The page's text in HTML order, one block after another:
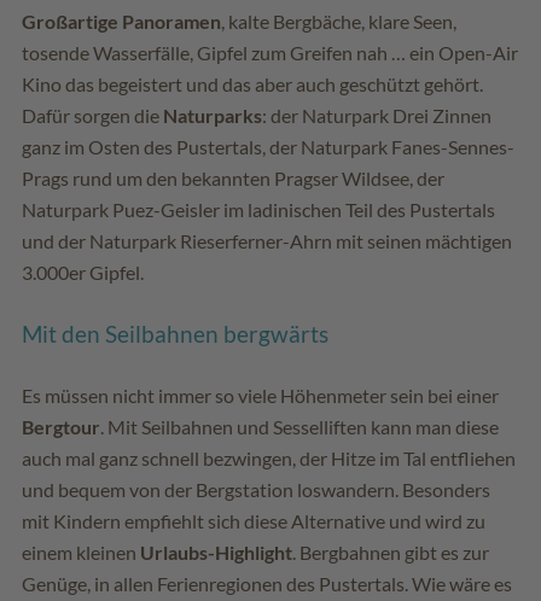
Großartige Panoramen, kalte Bergbäche, klare Seen,
tosende Wasserfälle, Gipfel zum Greifen nah … ein Open-Air
Kino das begeistert und das aber auch geschützt gehört.
Dafür sorgen die Naturparks: der Naturpark Drei Zinnen
ganz im Osten des Pustertals, der Naturpark Fanes-Sennes-
Prags rund um den bekannten Pragser Wildsee, der
Naturpark Puez-Geisler im ladinischen Teil des Pustertals
und der Naturpark Rieserferner-Ahrn mit seinen mächtigen
3.000er Gipfel.
Mit den Seilbahnen bergwärts
Es müssen nicht immer so viele Höhenmeter sein bei einer
Bergtour. Mit Seilbahnen und Sesselliften kann man diese
auch mal ganz schnell bezwingen, der Hitze im Tal entfliehen
und bequem von der Bergstation loswandern. Besonders
mit Kindern empfiehlt sich diese Alternative und wird zu
einem kleinen Urlaubs-Highlight. Bergbahnen gibt es zur
Genüge, in allen Ferienregionen des Pustertals. Wie wäre es